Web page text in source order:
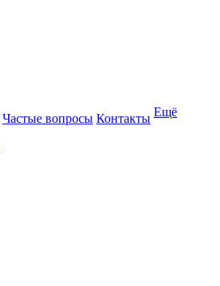
Частые вопросы Контакты Ещё